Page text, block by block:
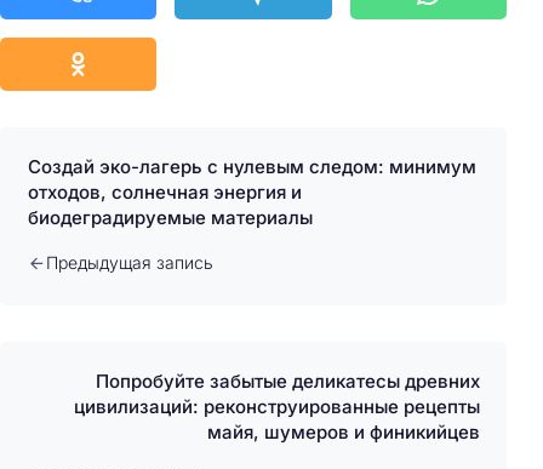
Создай эко-лагерь с нулевым следом: минимум
отходов, солнечная энергия и
биодеградируемые материалы
Предыдущая запись
Попробуйте забытые деликатесы древних
цивилизаций: реконструированные рецепты
майя, шумеров и финикийцев